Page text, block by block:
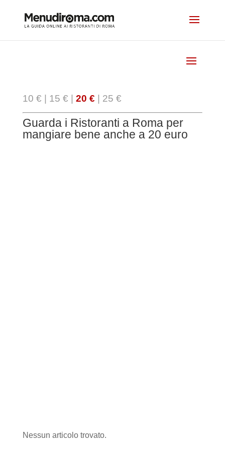
10 € 15 € 20 € 25 €
Guarda i Ristoranti a Roma per
mangiare bene anche a 20 euro
Nessun articolo trovato.